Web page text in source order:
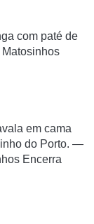
com paté de
em cama
do Porto. —
Encerra